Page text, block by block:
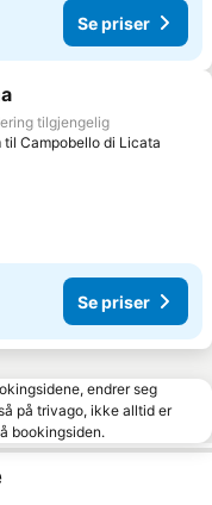
Se priser
favoritter
tilgjengelig
til Campobello di Licata
Se priser
endrer seg
på trivago, ikke alltid er
bookingsiden.